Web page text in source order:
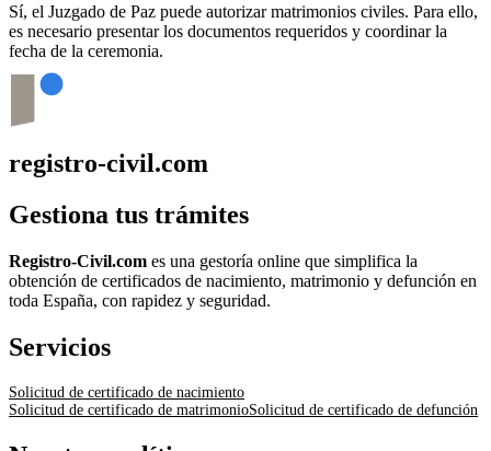
Sí, el Juzgado de Paz puede autorizar matrimonios civiles. Para ello,
es necesario presentar los documentos requeridos y coordinar la
fecha de la ceremonia.
registro-civil.com
Gestiona tus trámites
Registro-Civil.com es una gestoría online que simplifica la
obtención de certificados de nacimiento, matrimonio y defunción en
toda España, con rapidez y seguridad.
Servicios
Solicitud de certificado de nacimiento
Solicitud de certificado de matrimonioSolicitud de certificado de defunción